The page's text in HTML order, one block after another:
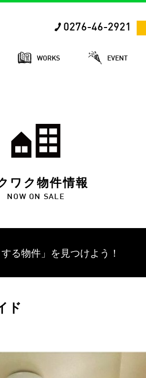
0276-46-2921
WORKS EVENT
ワク物件情報
NOW ON SALE
する物件」を 見つけよう！
ド